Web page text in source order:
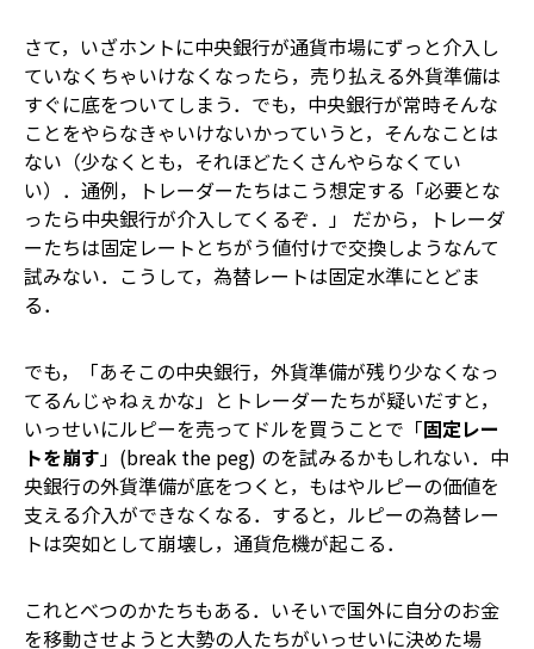
さて，いざホントに中央銀行が通貨市場にずっと介入し
ていなくちゃいけなくなったら，売り払える外貨準備は
すぐに底をついてしまう．でも，中央銀行が常時そんな
ことをやらなきゃいけないかっていうと，そんなことは
ない（少なくとも，それほどたくさんやらなくてい
い）．通例，トレーダーたちはこう想定する――「必要とな
ったら中央銀行が介入してくるぞ．」 だから，トレーダ
ーたちは固定レートとちがう値付けで交換しようなんて
試みない．こうして，為替レートは固定水準にとどま
る．
でも，「あそこの中央銀行，外貨準備が残り少なくなっ
てるんじゃねぇかな」とトレーダーたちが疑いだすと，
いっせいにルピーを売ってドルを買うことで「固定レー
トを崩す」(break the peg) のを試みるかもしれない．中
央銀行の外貨準備が底をつくと，もはやルピーの価値を
支える介入ができなくなる．すると，ルピーの為替レー
トは突如として崩壊し，通貨危機が起こる．
これとべつのかたちもある．いそいで国外に自分のお金
を移動させようと大勢の人たちがいっせいに決めた場